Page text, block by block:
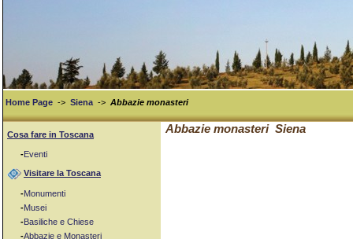
Home Page -> Siena -> Abbazie monasteri
Cosa fare in Toscana
-Eventi
Visitare la Toscana
-Monumenti
-Musei
-Basiliche e Chiese
-Abbazie e Monasteri
Abbazie monasteri Siena